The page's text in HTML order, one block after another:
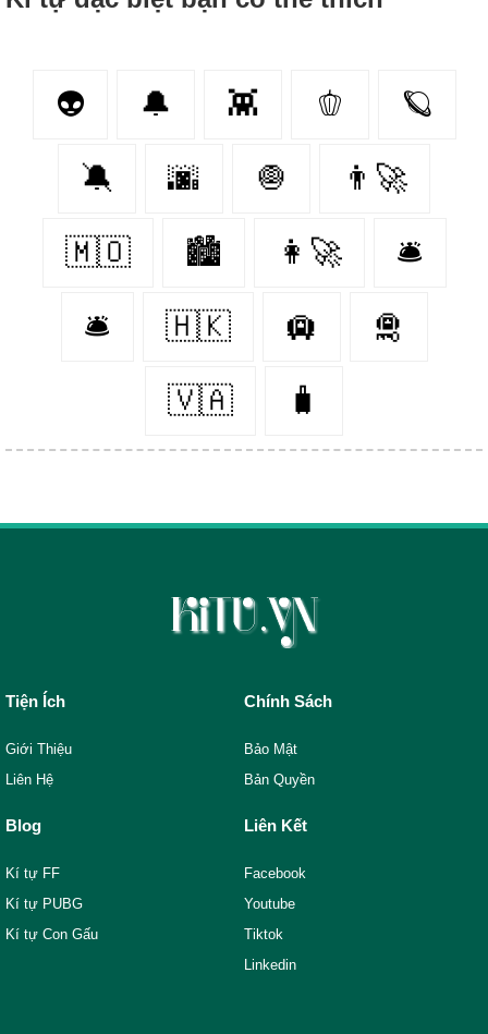
👽 🔔 👾 🫑 🪐
🔕 🌆 🧅 👨‍🚀
🇲🇴 🏙 👩‍🚀 🛎
🛎️ 🇭🇰 🛄 🛅
🇻🇦 🧳
Tiện Ích
Giới Thiệu
Liên Hệ
Chính Sách
Bảo Mật
Bản Quyền
Blog
Kí tự FF
Kí tự PUBG
Kí tự Con Gấu
Liên Kết
Facebook
Youtube
Tiktok
Linkedin